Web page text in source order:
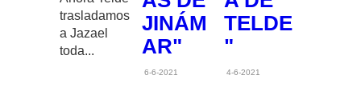
trasladamos
a Jazael
toda...
JINÁM
AR"
6-6-2021
TELDE
"
4-6-2021